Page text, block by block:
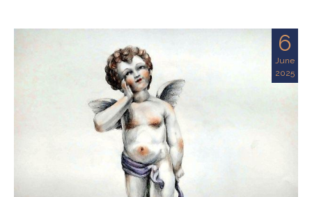
6
June
2025